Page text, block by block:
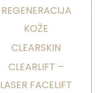
REGENERACIJA
KOŽE
CLEARSKIN
CLEARLIFT –
LASER FACELIFT